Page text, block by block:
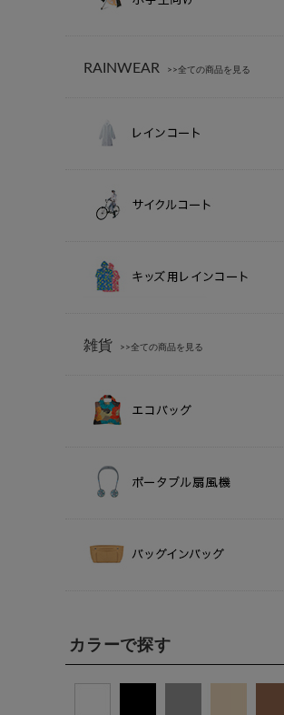
RAINWEAR >>全ての商品を見る
雑貨 >>全ての商品を見る
カラーで探す